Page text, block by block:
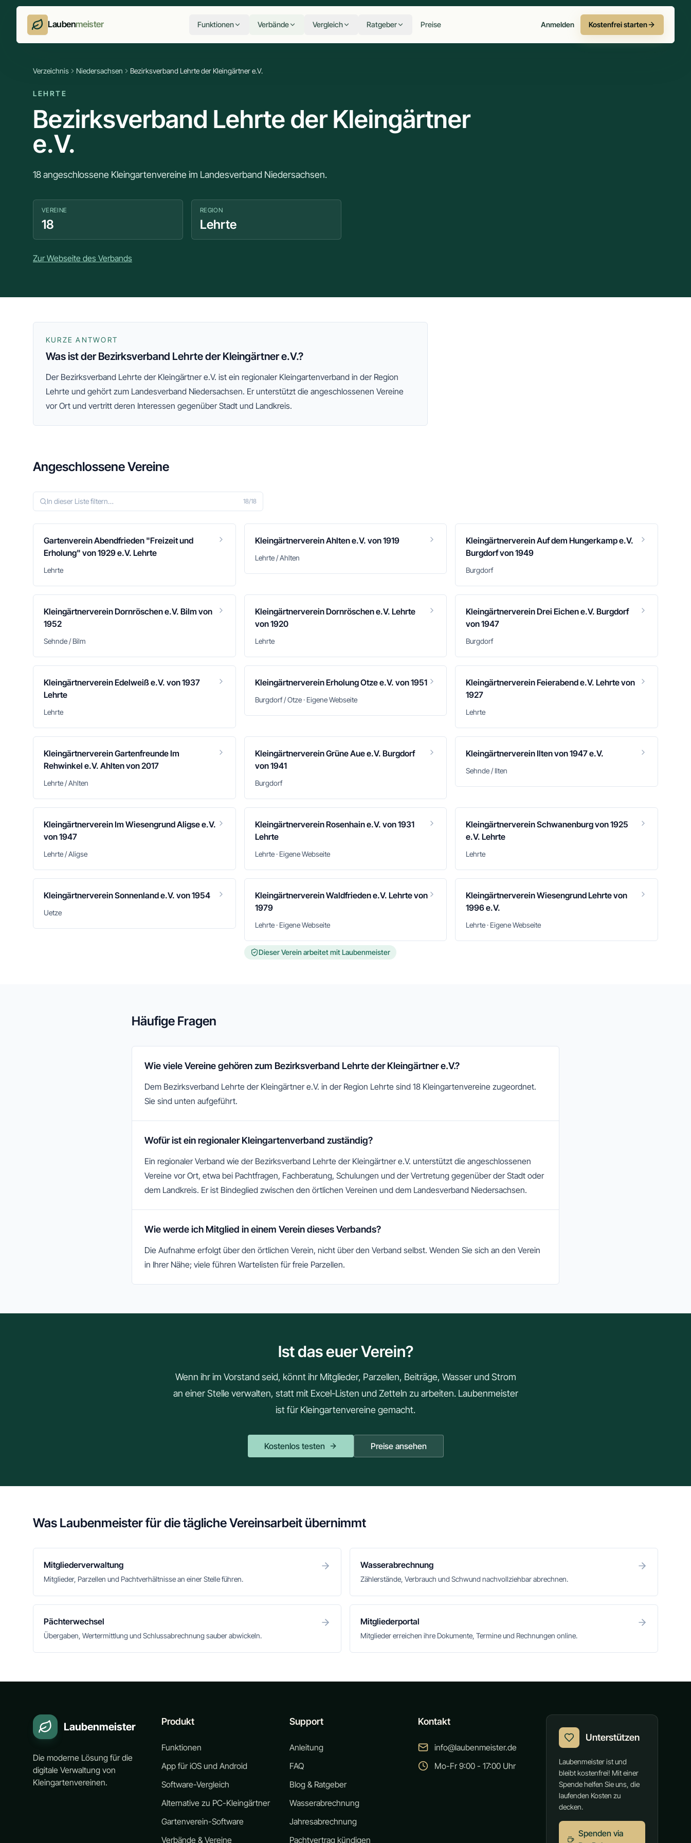
Laubenmeister Funktionen Verbände Vergleich Ratgeber Preise Anmelden Kostenfrei starten
Verzeichnis Niedersachsen Bezirksverband Lehrte der Kleingärtner e.V.
LEHRTE
Bezirksverband Lehrte der Kleingärtner
e.V.
18 angeschlossene Kleingartenvereine im Landesverband Niedersachsen.
VEREINE
18
REGION
Lehrte
Zur Webseite des Verbands
KURZE ANTWORT
Was ist der Bezirksverband Lehrte der Kleingärtner e.V.?
Der Bezirksverband Lehrte der Kleingärtner e.V. ist ein regionaler Kleingartenverband in der Region
Lehrte und gehört zum Landesverband Niedersachsen. Er unterstützt die angeschlossenen Vereine
vor Ort und vertritt deren Interessen gegenüber Stadt und Landkreis.
Angeschlossene Vereine
18/18
Gartenverein Abendfrieden "Freizeit und
Erholung" von 1929 e.V. Lehrte
Lehrte
Kleingärtnerverein Ahlten e.V. von 1919
Lehrte / Ahlten
Kleingärtnerverein Auf dem Hungerkamp e.V.
Burgdorf von 1949
Burgdorf
Kleingärtnerverein Dornröschen e.V. Bilm von
1952
Sehnde / Bilm
Kleingärtnerverein Dornröschen e.V. Lehrte
von 1920
Lehrte
Kleingärtnerverein Drei Eichen e.V. Burgdorf
von 1947
Burgdorf
Kleingärtnerverein Edelweiß e.V. von 1937
Lehrte
Lehrte
Kleingärtnerverein Erholung Otze e.V. von 1951
Burgdorf / Otze · Eigene Webseite
Kleingärtnerverein Feierabend e.V. Lehrte von
1927
Lehrte
Kleingärtnerverein Gartenfreunde Im
Rehwinkel e.V. Ahlten von 2017
Lehrte / Ahlten
Kleingärtnerverein Grüne Aue e.V. Burgdorf
von 1941
Burgdorf
Kleingärtnerverein Ilten von 1947 e.V.
Sehnde / Ilten
Kleingärtnerverein Im Wiesengrund Aligse e.V.
von 1947
Lehrte / Aligse
Kleingärtnerverein Rosenhain e.V. von 1931
Lehrte
Lehrte · Eigene Webseite
Kleingärtnerverein Schwanenburg von 1925
e.V. Lehrte
Lehrte
Kleingärtnerverein Sonnenland e.V. von 1954
Uetze
Kleingärtnerverein Waldfrieden e.V. Lehrte von
1979
Lehrte · Eigene Webseite
Dieser Verein arbeitet mit Laubenmeister
Kleingärtnerverein Wiesengrund Lehrte von
1996 e.V.
Lehrte · Eigene Webseite
Häufige Fragen
Wie viele Vereine gehören zum Bezirksverband Lehrte der Kleingärtner e.V.?
Dem Bezirksverband Lehrte der Kleingärtner e.V. in der Region Lehrte sind 18 Kleingartenvereine zugeordnet.
Sie sind unten aufgeführt.
Wofür ist ein regionaler Kleingartenverband zuständig?
Ein regionaler Verband wie der Bezirksverband Lehrte der Kleingärtner e.V. unterstützt die angeschlossenen
Vereine vor Ort, etwa bei Pachtfragen, Fachberatung, Schulungen und der Vertretung gegenüber der Stadt oder
dem Landkreis. Er ist Bindeglied zwischen den örtlichen Vereinen und dem Landesverband Niedersachsen.
Wie werde ich Mitglied in einem Verein dieses Verbands?
Die Aufnahme erfolgt über den örtlichen Verein, nicht über den Verband selbst. Wenden Sie sich an den Verein
in Ihrer Nähe; viele führen Wartelisten für freie Parzellen.
Ist das euer Verein?
Wenn ihr im Vorstand seid, könnt ihr Mitglieder, Parzellen, Beiträge, Wasser und Strom
an einer Stelle verwalten, statt mit Excel-Listen und Zetteln zu arbeiten. Laubenmeister
ist für Kleingartenvereine gemacht.
Kostenlos testen Preise ansehen
Was Laubenmeister für die tägliche Vereinsarbeit übernimmt
Mitgliederverwaltung
Mitglieder, Parzellen und Pachtverhältnisse an einer Stelle führen.
Wasserabrechnung
Zählerstände, Verbrauch und Schwund nachvollziehbar abrechnen.
Pächterwechsel
Übergaben, Wertermittlung und Schlussabrechnung sauber abwickeln.
Mitgliederportal
Mitglieder erreichen ihre Dokumente, Termine und Rechnungen online.
Laubenmeister
Die moderne Lösung für die
digitale Verwaltung von
Kleingartenvereinen.
Produkt
Funktionen
App für iOS und Android
Software-Vergleich
Alternative zu PC-Kleingärtner
Gartenverein-Software
Verbände & Vereine
Support
Anleitung
FAQ
Blog & Ratgeber
Wasserabrechnung
Jahresabrechnung
Pachtvertrag kündigen
Kontakt
info@laubenmeister.de
Mo-Fr 9:00 - 17:00 Uhr
Unterstützen
Laubenmeister ist und
bleibt kostenfrei! Mit einer
Spende helfen Sie uns, die
laufenden Kosten zu
decken.
Spenden via